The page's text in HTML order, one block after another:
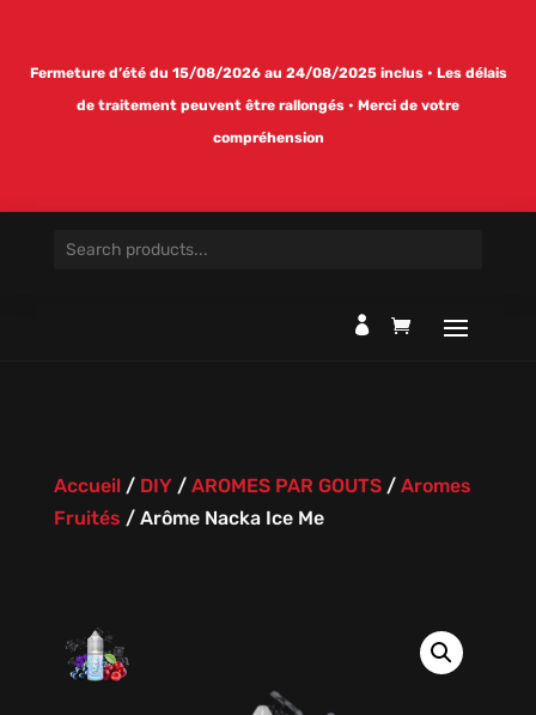
Fermeture d’été du 15/08/2026 au 24/08/2025 inclus • Les délais
de traitement peuvent être rallongés • Merci de votre
compréhension

Accueil/ DIY / AROMES PAR GOUTS/ Aromes
Fruités / Arôme Nacka Ice Me